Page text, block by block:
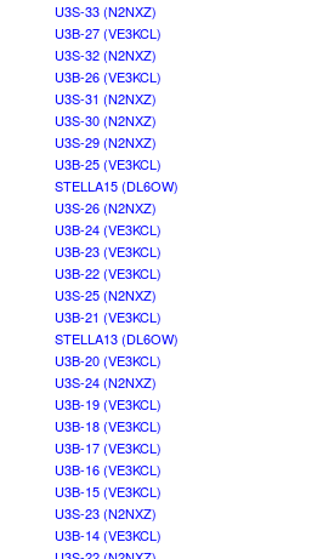
U3S-33 (N2NXZ)
U3B-27 (VE3KCL)
U3S-32 (N2NXZ)
U3B-26 (VE3KCL)
U3S-31 (N2NXZ)
U3S-30 (N2NXZ)
U3S-29 (N2NXZ)
U3B-25 (VE3KCL)
STELLA15 (DL6OW)
U3S-26 (N2NXZ)
U3B-24 (VE3KCL)
U3B-23 (VE3KCL)
U3B-22 (VE3KCL)
U3S-25 (N2NXZ)
U3B-21 (VE3KCL)
STELLA13 (DL6OW)
U3B-20 (VE3KCL)
U3S-24 (N2NXZ)
U3B-19 (VE3KCL)
U3B-18 (VE3KCL)
U3B-17 (VE3KCL)
U3B-16 (VE3KCL)
U3B-15 (VE3KCL)
U3S-23 (N2NXZ)
U3B-14 (VE3KCL)